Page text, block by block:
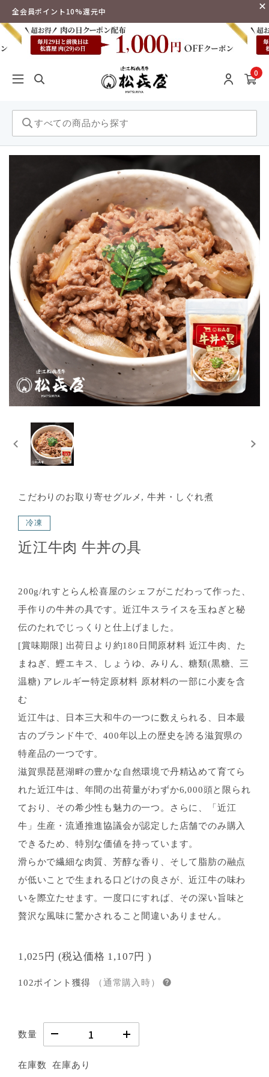
全会員ポイント10%還元中
0
こだわりのお取り寄せグルメ, 牛丼・しぐれ煮
冷凍
近江牛肉 牛丼の具
200g/れすとらん松喜屋のシェフがこだわって作った、
手作りの牛丼の具です。近江牛スライスを玉ねぎと秘
伝のたれでじっくりと仕上げました。
[賞味期限] 出荷日より約180日間原材料 近江牛肉、た
まねぎ、鰹エキス、しょうゆ、みりん、糖類(黒糖、三
温糖) アレルギー特定原材料 原材料の一部に小麦を含
む
近江牛は、日本三大和牛の一つに数えられる、日本最
古のブランド牛で、400年以上の歴史を誇る滋賀県の
特産品の一つです。
滋賀県琵琶湖畔の豊かな自然環境で丹精込めて育てら
れた近江牛は、年間の出荷量がわずか6,000頭と限られ
ており、その希少性も魅力の一つ。さらに、「近江
牛」生産・流通推進協議会が認定した店舗でのみ購入
できるため、特別な価値を持っています。
滑らかで繊細な肉質、芳醇な香り、そして脂肪の融点
が低いことで生まれる口どけの良さが、近江牛の味わ
いを際立たせます。一度口にすれば、その深い旨味と
贅沢な風味に驚かされること間違いありません。
1,025円 (税込価格 1,107円 )
102ポイント獲得 （通常購入時）
数量
在庫数 在庫あり